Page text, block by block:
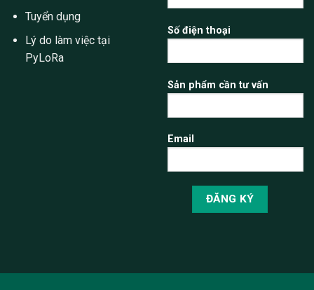
Tuyển dụng
Lý do làm việc tại
PyLoRa
Số điện thoại
Sản phẩm cần tư vấn
Email